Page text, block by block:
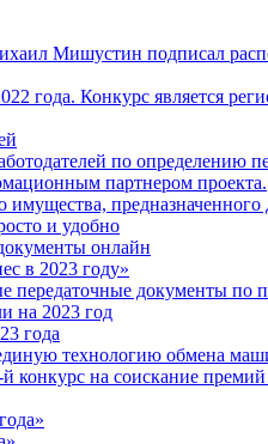
Мишустин подписал
года. Конкурс является
по определению
партнером проекта.
и удобно
онлайн
в 2023 году»
передаточные документы
на 2023 год
года
технологию обмена
конкурс на соискание